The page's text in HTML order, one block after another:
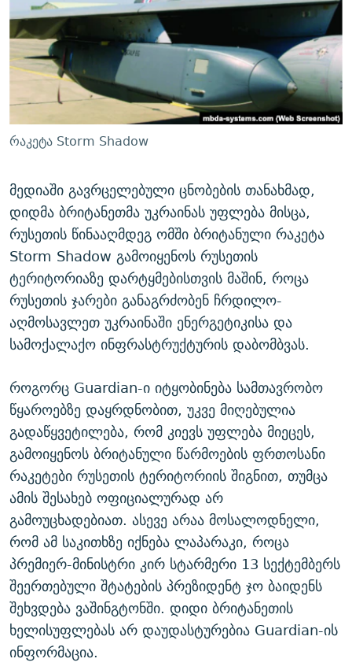
ᲛᲝᲚᲐᲞᲐᲠᲐᲙᲔ ᲢᲔᲥᲡᲢᲔᲑᲘ
ᲨᲘᲜ - ᲣᲪᲮᲝᲔᲗᲨᲘ
ᲚᲘᲢᲔᲠᲐᲢᲣᲠᲣᲚᲘ ᲬᲐᲮᲜᲐᲒᲔᲑᲘ
ᲐᲛᲔᲠᲘᲙᲣᲚᲘ ᲛᲝᲗᲮᲠᲝᲑᲐ
ᲘᲛᲞᲔᲠᲘᲐ ᲓᲐ ᲠᲐᲓᲘᲝ
ᲩᲔᲛᲘ ᲡᲘᲙᲕᲓᲘᲚᲘᲡ ᲛᲘᲖᲔᲖᲘᲐ COVID-19
11 ᲬᲔᲚᲘ - 11 ᲐᲛᲑᲐᲕᲘ
ᲡᲐᲞᲐᲠᲚᲐᲛᲔᲜᲢᲝ ᲐᲠᲩᲔᲕᲜᲔᲑᲘᲡ ᲘᲡᲢᲝᲠᲘᲐ
ᲑᲐᲕᲨᲕᲔᲑᲘ ᲞᲠᲝᲡᲢᲘᲢᲣᲪᲘᲐᲨᲘ - ᲐᲛᲝᲣᲗᲥᲛᲔᲚᲘ ᲐᲛᲑᲐᲕᲘ
5 ᲐᲛᲑᲐᲕᲘ - 20 ᲘᲕᲜᲘᲡᲡ ᲓᲐᲨᲐᲕᲔᲑᲣᲚᲔᲑᲘ
ПРИВЕТ ᲙᲣᲚᲢᲣᲠᲐ
ᲒᲐᲛᲝᲘᲬᲔᲠᲔ
რთე/რთ-ის ყველა საიტი
რაკეტა Storm Shadow
მედიაში გავრცელებული ცნობების თანახმად,
დიდმა ბრიტანეთმა უკრაინას უფლება მისცა,
რუსეთის წინააღმდეგ ომში ბრიტანული რაკეტა
Storm Shadow გამოიყენოს რუსეთის
ტერიტორიაზე დარტყმებისთვის მაშინ, როცა
რუსეთის ჯარები განაგრძობენ ჩრდილო-
აღმოსავლეთ უკრაინაში ენერგეტიკისა და
სამოქალაქო ინფრასტრუქტურის დაბომბვას.
როგორც Guardian-ი იტყობინება სამთავრობო
წყაროებზე დაყრდნობით, უკვე მიღებულია
გადაწყვეტილება, რომ კიევს უფლება მიეცეს,
გამოიყენოს ბრიტანული წარმოების ფრთოსანი
რაკეტები რუსეთის ტერიტორიის შიგნით, თუმცა
ამის შესახებ ოფიციალურად არ
გამოუცხადებიათ. ასევე არაა მოსალოდნელი,
რომ ამ საკითხზე იქნება ლაპარაკი, როცა
პრემიერ-მინისტრი კირ სტარმერი 13 სექტემბერს
შეერთებული შტატების პრეზიდენტ ჯო ბაიდენს
შეხვდება ვაშინგტონში. დიდი ბრიტანეთის
ხელისუფლებას არ დაუდასტურებია Guardian-ის
ინფორმაცია.